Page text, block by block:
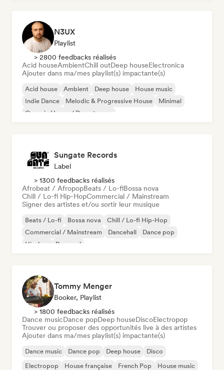
N3UX
Playlist
> 2800 feedbacks réalisés
Acid houseAmbientChill outDeep houseElectronica
Ajouter dans ma/mes playlist(s) impactante(s)
Acid house Ambient Deep house
House music
Indie Dance
Melodic & Progressive House
Minimal
Organic House / Downtempo
Sungate Records
Label
> 1300 feedbacks réalisés
Afrobeat / AfropopBeats / Lo-fiBossa nova
Chill / Lo-fi Hip-HopCommercial / Mainstream
Signer des artistes et/ou sortir leur musique
Beats / Lo-fi Bossa nova
Chill / Lo-fi Hip-Hop
Commercial / Mainstream
Dancehall
Dance pop
Hip-hop
Pop soul
Tommy Menger
Booker, Playlist
> 1800 feedbacks réalisés
Dance musicDance popDeep houseDiscoElectropop
Trouver ou proposer des opportunités live à des artistes
Ajouter dans ma/mes playlist(s) impactante(s)
Dance music Dance pop Deep house
Disco
Electropop
House française French Pop House music